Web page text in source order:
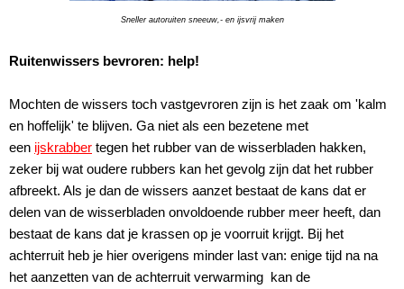
Sneller autoruiten sneeuw,- en ijsvrij maken
Ruitenwissers bevroren: help!
Mochten de wissers toch vastgevroren zijn is het zaak om 'kalm
en hoffelijk' te blijven. Ga niet als een bezetene met
een ijskrabber tegen het rubber van de wisserbladen hakken,
zeker bij wat oudere rubbers kan het gevolg zijn dat het rubber
afbreekt. Als je dan de wissers aanzet bestaat de kans dat er
delen van de wisserbladen onvoldoende rubber meer heeft, dan
bestaat de kans dat je krassen op je voorruit krijgt. Bij het
achterruit heb je hier overigens minder last van: enige tijd na na
het aanzetten van de achterruit verwarming kan de